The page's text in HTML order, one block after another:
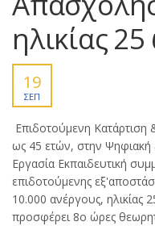
ηλικίας
19
ΣΕΠ
Επιδοτούμενη
ως 45 ετών, στην
Εργασία Εκπαιδευτική
επιδοτούμενης
10.000 ανέργους,
προσφέρει 8ο ώρες